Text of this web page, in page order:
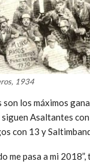
1934
los máximos
Asaltantes
con 13 y
me pasa a mi 2018”,